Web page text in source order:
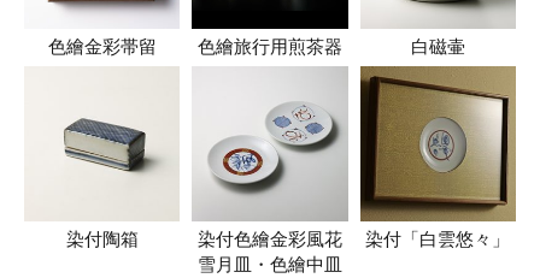
色繪金彩帯留 色繪旅行用煎茶器 白磁壷
染付陶箱
染付色繪金彩風花
雪月皿・色繪中皿
染付「白雲悠々」